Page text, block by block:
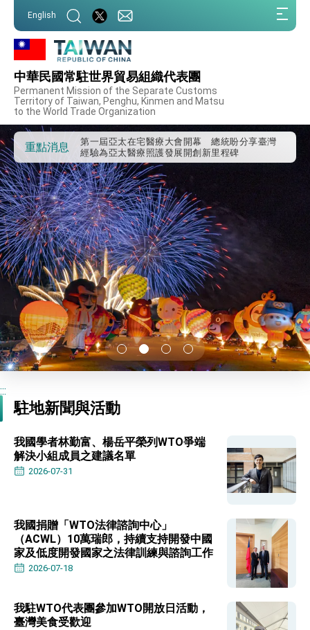
English
中華民國常駐世界貿易組織代表團
Permanent Mission of the Separate Customs
Territory of Taiwan, Penghu, Kinmen and Matsu
to the World Trade Organization
重點消息
外交部重要言論
我國政府將在美國亞利桑納州設立「駐鳳凰城辦
事處」，進一步深化台美交流合作
第一屆亞太在宅醫療大會開幕 總統盼分享臺灣
經驗為亞太醫療照護發展開創新里程碑
外交部發布WHA文宣影片「台灣醫療點亮世界」
及「台灣智慧醫療與健康產業展」預告短片，向
世界展現台灣守護全球健康的創新能量
總統出訪史瓦帝尼返國談話 強調臺灣人有權利
走向世界 盼與理念相近國家共同維護國際秩序
堅定走向世界 賴總統抵達史瓦帝尼王國進行國是
訪問
總統與五院院長新春茶敘 盼化分歧為團結、為
國家邁出合作第一步
總統農曆春節談話
台美貿易協議完成簽署達成6大目標、創5大歷史
性突破 總統強調將以3大面向加速臺灣經濟轉型
升級 籲請立院全力支持並盡速通過
臺美簽署「對等貿易協定」確立對等關稅15%且不
疊加 我輸美2072項產品豁免對等關稅
總統接受「法新社」（AFP）專訪內容
世界 需要台灣，團結合作方能守護繁榮
外交部長林佳龍出席《台灣光華雜誌》50週年慶
位轉 型迎向下個50年
總統主持「台美經濟繁榮夥伴對話」記者會 說
明臺美合作三大戰略方向 盼與民主夥伴共同引
外交部長林佳龍接受印尼「時代雜誌」專訪，闡
述印太安全局勢，籲深化台印尼半導體供應鏈合
外交部長林佳龍午宴歡迎美國聯邦參議員蓋耶哥
訪問團
外交部長林佳龍接見美國智庫「德國馬歇爾基金
會」訪問團一行，深化跨大西洋戰略夥伴關係
臺美經貿談判獲階段性成果 卓揆期勉爭取時間完
卓揆：臺美關稅談判階段性結果有助臺灣取得有
利戰略地位 全力支持「臺美對等貿易協定」簽署
:::
駐地新聞與活動
我國學者林勤富、楊岳平榮列WTO爭端
解決小組成員之建議名單
2026-07-31
我國捐贈「WTO法律諮詢中心」
（ACWL）10萬瑞郎，持續支持開發中國
家及低度開發國家之法律訓練與諮詢工作
2026-07-18
我駐WTO代表團參加WTO開放日活動，
臺灣美食受歡迎